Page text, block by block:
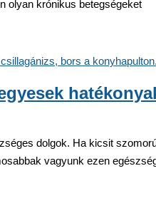
olyan krónikus betegségeket
dolgok. Ha kicsit
vagyunk ezen